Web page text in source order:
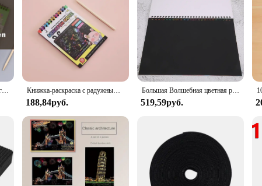
are designed for everyone, regardless of age or skill level. They're ideal
use, where they can be a source of entertainment and relaxation. With
their artistic side. Whether you're a professional artist, a hobbyist, or
Альбом для рисования «Радуга», 12 листов Книжка-раскраска с радужными царапинами, волшебная бумага для рисования, ручка-карандаш для детей, детские игрушки для творчества и рисования, подарки для детей
188,84руб.
Большая Волшебная цветная радужная бумага для царапин 19x26 см, блокнот, черная детская игрушка для рисования «сделай сам»
519,59руб.